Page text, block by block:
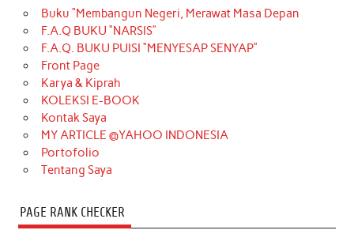
Buku “Membangun Negeri, Merawat Masa Depan
F.A.Q BUKU “NARSIS”
F.A.Q. BUKU PUISI “MENYESAP SENYAP”
Front Page
Karya & Kiprah
KOLEKSI E-BOOK
Kontak Saya
MY ARTICLE @YAHOO INDONESIA
Portofolio
Tentang Saya
PAGE RANK CHECKER